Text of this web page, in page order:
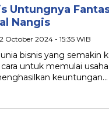
Untungnya
Nangis
October 2024 - 15:35 WIB
bisnis yang semakin
untuk memulai
keuntungan…